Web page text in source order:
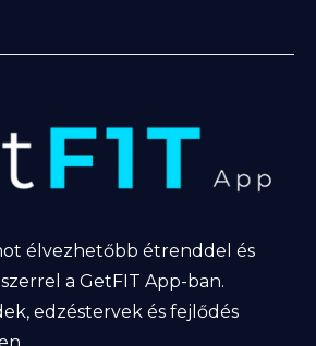
élvezhetőbb étrenddel és
a GetFIT App-ban.
edzéstervek és fejlődés